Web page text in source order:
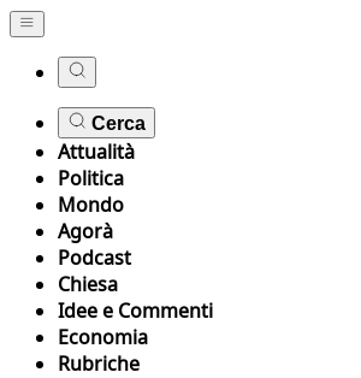
Cerca
Attualità
Politica
Mondo
Agorà
Podcast
Chiesa
Idee e Commenti
Economia
Rubriche